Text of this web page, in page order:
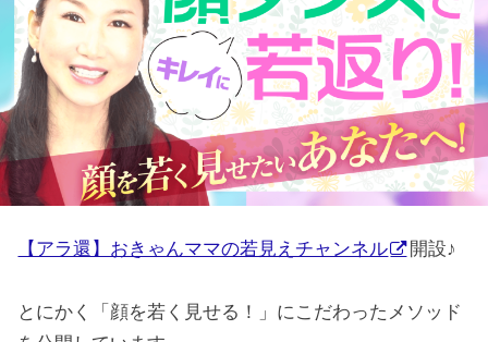
【アラ還】おきゃんママの若見えチャンネル 開設♪
とにかく「顔を若く見せる！」にこだわったメソッド